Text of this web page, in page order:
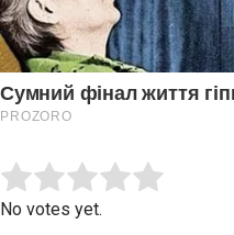
Rate this item:
No votes yet.